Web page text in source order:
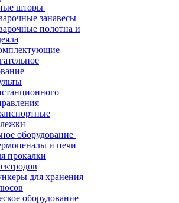
шторы
занавесы
полотна и
оборудование
и печи
прокалки
для хранения